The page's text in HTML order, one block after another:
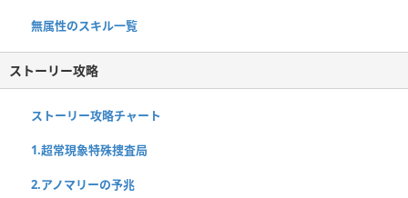
無属性のスキル一覧
ストーリー攻略
ストーリー攻略チャート
1.超常現象特殊捜査局
2.アノマリーの予兆